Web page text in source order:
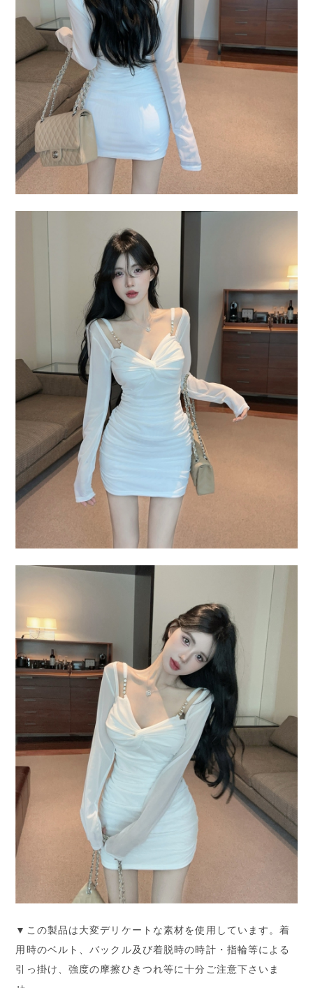
▼この製品は大変デリケートな素材を使用しています。着
用時のベルト、バックル及び着脱時の時計・指輪等による
引っ掛け、強度の摩擦ひきつれ等に十分ご注意下さいま